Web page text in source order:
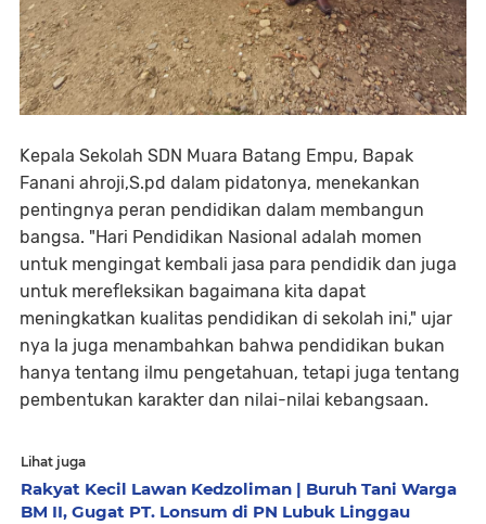
Kepala Sekolah SDN Muara Batang Empu, Bapak
Fanani ahroji,S.pd dalam pidatonya, menekankan
pentingnya peran pendidikan dalam membangun
bangsa. "Hari Pendidikan Nasional adalah momen
untuk mengingat kembali jasa para pendidik dan juga
untuk merefleksikan bagaimana kita dapat
meningkatkan kualitas pendidikan di sekolah ini," ujar
nya Ia juga menambahkan bahwa pendidikan bukan
hanya tentang ilmu pengetahuan, tetapi juga tentang
pembentukan karakter dan nilai-nilai kebangsaan.
Lihat juga
Rakyat Kecil Lawan Kedzoliman | Buruh Tani Warga
BM II, Gugat PT. Lonsum di PN Lubuk Linggau